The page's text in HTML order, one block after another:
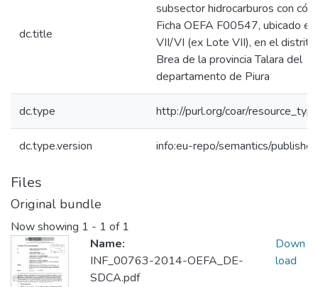
dc.title
subsector hidrocarburos con
Ficha OEFA F00547, ubicado
VII/VI (ex Lote VII), en el
Brea de la provincia Talara del
departamento de Piura
dc.type http://purl.org/coar/
dc.type.version info:eu-repo/semantics/
Files
Original bundle
Now showing 1 - 1 of 1
Name:
INF_00763-2014-OEFA_DE-
SDCA.pdf
Down
load